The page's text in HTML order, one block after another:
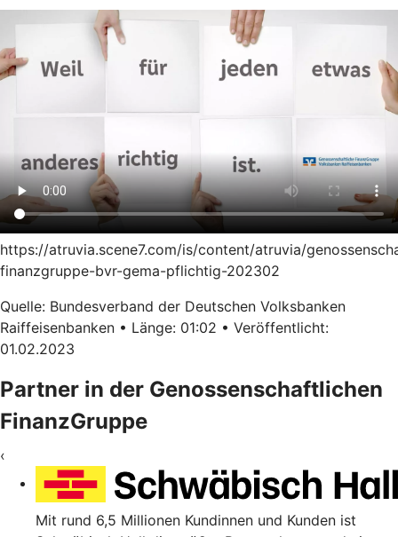
https://atruvia.scene7.com/is/content/atruvia/
finanzgruppe-bvr-gema-pflichtig-202302
Quelle: Bundesverband der Deutschen Volksbanken
Raiffeisenbanken • Länge: 01:02 • Veröffentlicht:
01.02.2023
Partner in der Genossenschaftlichen
FinanzGruppe
‹
Mit rund 6,5 Millionen Kundinnen und Kunden ist